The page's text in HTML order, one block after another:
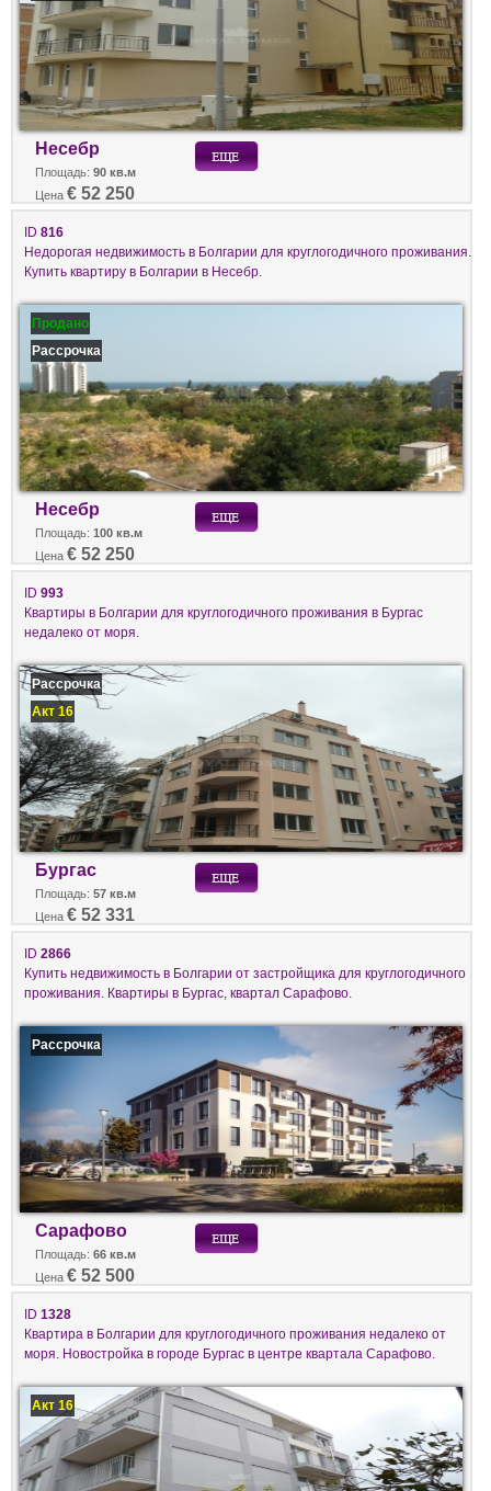
Несебр
Площадь: 90 кв.м
Цена € 52 250
ID 816
Недорогая недвижимость в Болгарии для круглогодичного проживания.
Купить квартиру в Болгарии в Несебр.
Продано
Рассрочка
Несебр
Площадь: 100 кв.м
Цена € 52 250
ID 993
Квартиры в Болгарии для круглогодичного проживания в Бургас
недалеко от моря.
Рассрочка
Акт 16
Бургас
Площадь: 57 кв.м
Цена € 52 331
ID 2866
Купить недвижимость в Болгарии от застройщика для круглогодичного
проживания. Квартиры в Бургас, квартал Сарафово.
Рассрочка
Сарафово
Площадь: 66 кв.м
Цена € 52 500
ID 1328
Квартира в Болгарии для круглогодичного проживания недалеко от
моря. Новостройка в городе Бургас в центре квартала Сарафово.
Акт 16